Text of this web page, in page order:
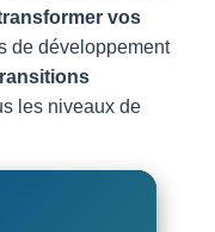
vos
de développement
les niveaux de